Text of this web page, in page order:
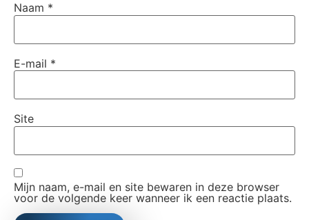
Naam *
E-mail *
Site
Mijn naam, e-mail en site bewaren in deze browser
voor de volgende keer wanneer ik een reactie plaats.